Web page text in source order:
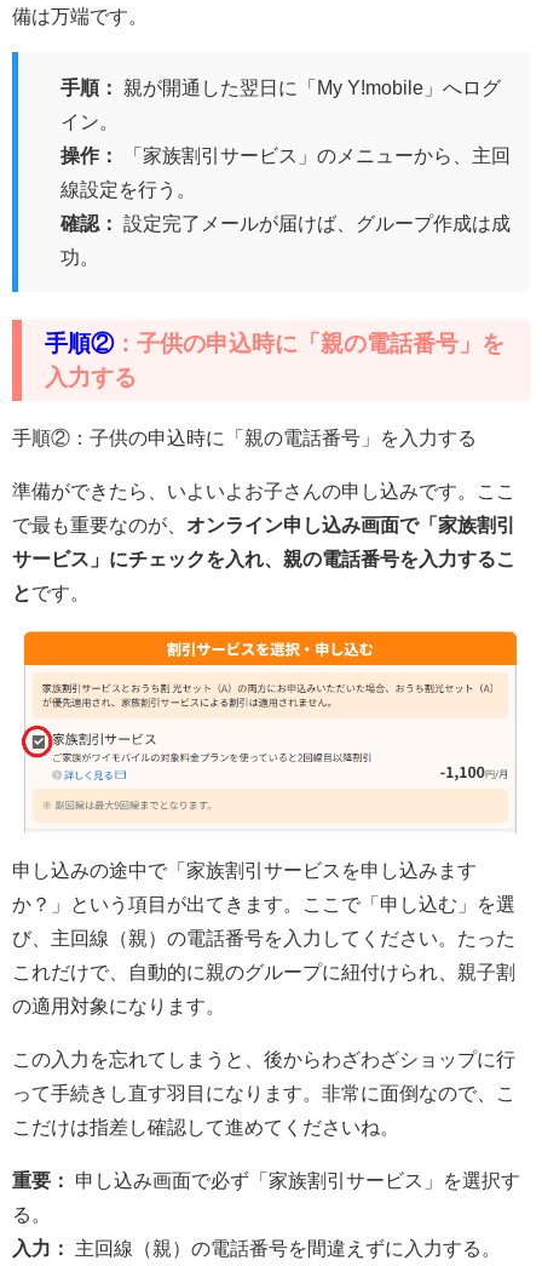
備は万端です。
手順：
親が開通した翌日に「My Y!mobile」へログ
イン。
操作：
「家族割引サービス」のメニューから、主回
線設定を行う。
確認：
設定完了メールが届けば、グループ作成は成
功。
手順②：子供の申込時に「親の電話番号」を
入力する
手順②：子供の申込時に「親の電話番号」を入力する
準備ができたら、いよいよお子さんの申し込みです。ここ
で最も重要なのが、 オンライン申し込み画面で「家族割引
サービス」にチェックを入れ、親の電話番号を入力するこ
とです。
申し込みの途中で「家族割引サービスを申し込みます
か？」という項目が出てきます。ここで「申し込む」を選
び、主回線（親）の電話番号を入力してください。たった
これだけで、自動的に親のグループに紐付けられ、親子割
の適用対象になります。
この入力を忘れてしまうと、後からわざわざショップに行
って手続きし直す羽目になります。非常に面倒なので、こ
こだけは指差し確認して進めてくださいね。
重要：
申し込み画面で必ず「家族割引サービス」を選択す
る。
入力：
主回線（親）の電話番号を間違えずに入力する。